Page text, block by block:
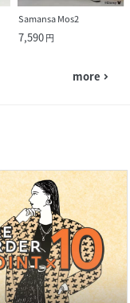
Samansa Mos2
7,590円
more navigate_next